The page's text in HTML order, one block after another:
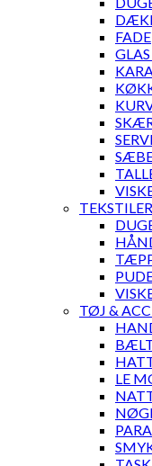
FADE
TEKSTILER
TØJ &
LE